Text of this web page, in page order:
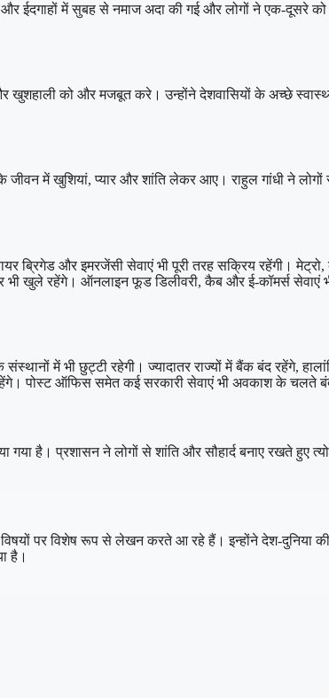
और ईदगाहों में सुबह से नमाज अदा की गई और लोगों ने एक-दूसरे
और खुशहाली को और मजबूत करे। उन्होंने देशवासियों के अच्छे
जीवन में खुशियां, प्यार और शांति लेकर आए। राहुल गांधी ने
ब्रिगेड और इमरजेंसी सेवाएं भी पूरी तरह सक्रिय रहेंगी।
भी खुले रहेंगे। ऑनलाइन फूड डिलीवरी, कैब और ई-कॉमर्स सेवाएं
में भी छुट्टी रहेगी। ज्यादातर राज्यों में बैंक बंद रहेंगे,
पोस्ट ऑफिस समेत कई सरकारी सेवाएं भी अवकाश के चलते
है। प्रशासन ने लोगों से शांति और सौहार्द बनाए रखते हुए
पर विशेष रूप से लेखन करते आ रहे हैं। इन्होंने देश-दुनिया
है।